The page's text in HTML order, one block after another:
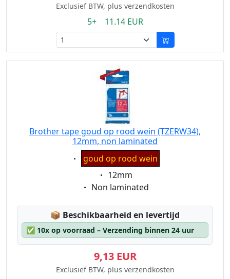
Exclusief BTW, plus verzendkosten
5+ 11.14 EUR
Brother tape goud op rood wein (TZERW34),
12mm, non laminated
Eigenschaft:
goud op rood wein
Eigenschaft:
12mm
Eigenschaft:
Non laminated
📦 Lagerstatus:
Beschikbaarheid en levertijd
✅ 10x op voorraad – Verzending binnen 24 uur
9,13 EUR
Exclusief BTW, plus verzendkosten